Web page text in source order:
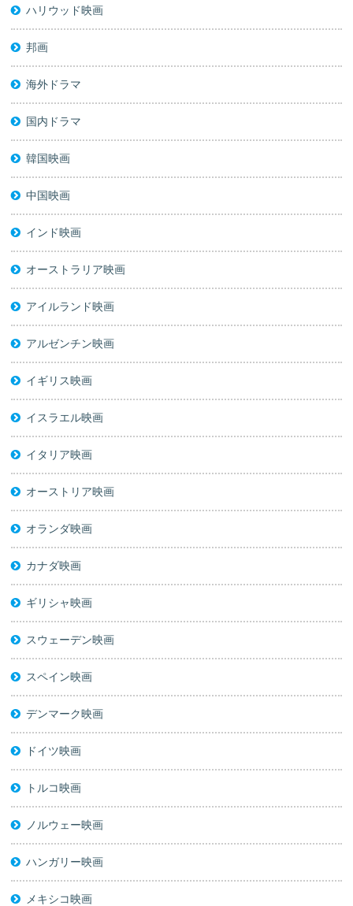
ハリウッド映画
邦画
海外ドラマ
国内ドラマ
韓国映画
中国映画
インド映画
オーストラリア映画
アイルランド映画
アルゼンチン映画
イギリス映画
イスラエル映画
イタリア映画
オーストリア映画
オランダ映画
カナダ映画
ギリシャ映画
スウェーデン映画
スペイン映画
デンマーク映画
ドイツ映画
トルコ映画
ノルウェー映画
ハンガリー映画
メキシコ映画